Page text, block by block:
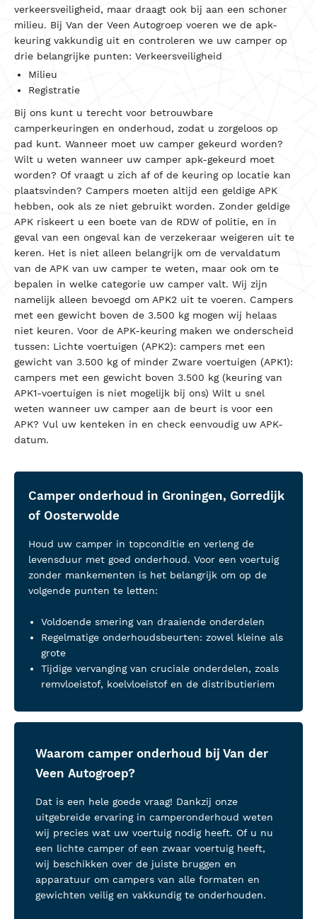
verkeersveiligheid, maar draagt ook bij aan een schoner
milieu. Bij Van der Veen Autogroep voeren we de apk-
keuring vakkundig uit en controleren we uw camper op
drie belangrijke punten: Verkeersveiligheid
Milieu
Registratie
Bij ons kunt u terecht voor betrouwbare
camperkeuringen en onderhoud, zodat u zorgeloos op
pad kunt. Wanneer moet uw camper gekeurd worden?
Wilt u weten wanneer uw camper apk-gekeurd moet
worden? Of vraagt u zich af of de keuring op locatie kan
plaatsvinden? Campers moeten altijd een geldige APK
hebben, ook als ze niet gebruikt worden. Zonder geldige
APK riskeert u een boete van de RDW of politie, en in
geval van een ongeval kan de verzekeraar weigeren uit te
keren. Het is niet alleen belangrijk om de vervaldatum
van de APK van uw camper te weten, maar ook om te
bepalen in welke categorie uw camper valt. Wij zijn
namelijk alleen bevoegd om APK2 uit te voeren. Campers
met een gewicht boven de 3.500 kg mogen wij helaas
niet keuren. Voor de APK-keuring maken we onderscheid
tussen: Lichte voertuigen (APK2): campers met een
gewicht van 3.500 kg of minder Zware voertuigen (APK1):
campers met een gewicht boven 3.500 kg (keuring van
APK1-voertuigen is niet mogelijk bij ons) Wilt u snel
weten wanneer uw camper aan de beurt is voor een
APK? Vul uw kenteken in en check eenvoudig uw APK-
datum.
Camper onderhoud in Groningen, Gorredijk
of Oosterwolde
Houd uw camper in topconditie en verleng de
levensduur met goed onderhoud. Voor een voertuig
zonder mankementen is het belangrijk om op de
volgende punten te letten:
Voldoende smering van draaiende onderdelen
Regelmatige onderhoudsbeurten: zowel kleine als
grote
Tijdige vervanging van cruciale onderdelen, zoals
remvloeistof, koelvloeistof en de distributieriem
Waarom camper onderhoud bij Van der
Veen Autogroep?
Dat is een hele goede vraag! Dankzij onze
uitgebreide ervaring in camperonderhoud weten
wij precies wat uw voertuig nodig heeft. Of u nu
een lichte camper of een zwaar voertuig heeft,
wij beschikken over de juiste bruggen en
apparatuur om campers van alle formaten en
gewichten veilig en vakkundig te onderhouden.